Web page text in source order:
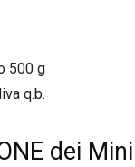
500 g
q.b.
dei Mini